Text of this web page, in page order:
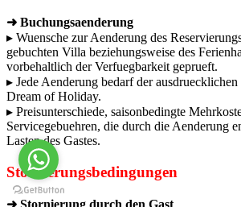
➜ Buchungsaenderung
▸ Wuensche zur Aenderung des
gebuchten Villa beziehungsweise des
vorbehaltlich der Verfuegbarkeit geprueft.
▸ Jede Aenderung bedarf der
Dream of Holiday.
▸ Preisunterschiede, saisonbedingte
Servicegebuehren, die durch die Aenderung
Lasten des Gastes.
Stornierungsbedingungen
➜ Stornierung durch den Gast